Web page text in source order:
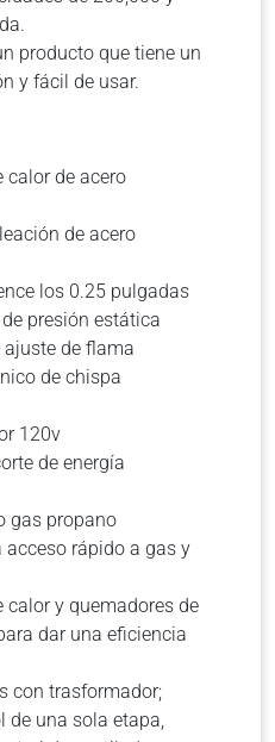
producto que tiene un
y fácil de usar.
calor de acero
de acero
los 0.25 pulgadas
presión estática
de flama
de chispa
120v
de energía
gas propano
acceso rápido a gas y
calor y quemadores de
dar una eficiencia
con trasformador;
de una sola etapa,